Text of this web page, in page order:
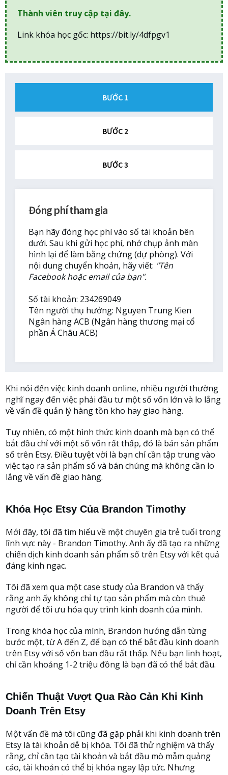
Thành viên truy cập tại đây.
Link khóa học gốc: https://bit.ly/4dfpgv1
BƯỚC 1
BƯỚC 2
BƯỚC 3
Đóng phí tham gia
Bạn hãy đóng học phí vào số tài khoản bên
dưới. Sau khi gửi học phí, nhớ chụp ảnh màn
hình lại để làm bằng chứng (dự phòng). Với
nội dung chuyển khoản, hãy viết: "Tên
Facebook hoặc email của bạn".
Số tài khoản: 234269049
Tên người thụ hưởng: Nguyen Trung Kien
Ngân hàng ACB (Ngân hàng thương mại cổ
phần Á Châu ACB)
Khi nói đến việc kinh doanh online, nhiều người thường
nghĩ ngay đến việc phải đầu tư một số vốn lớn và lo lắng
về vấn đề quản lý hàng tồn kho hay giao hàng.
Tuy nhiên, có một hình thức kinh doanh mà bạn có thể
bắt đầu chỉ với một số vốn rất thấp, đó là bán sản phẩm
số trên Etsy. Điều tuyệt vời là bạn chỉ cần tập trung vào
việc tạo ra sản phẩm số và bán chúng mà không cần lo
lắng về vấn đề giao hàng.
Khóa Học Etsy Của Brandon Timothy
Mới đây, tôi đã tìm hiểu về một chuyên gia trẻ tuổi trong
lĩnh vực này - Brandon Timothy. Anh ấy đã tạo ra những
chiến dịch kinh doanh sản phẩm số trên Etsy với kết quả
đáng kinh ngạc.
Tôi đã xem qua một case study của Brandon và thấy
rằng anh ấy không chỉ tự tạo sản phẩm mà còn thuê
người để tối ưu hóa quy trình kinh doanh của mình.
Trong khóa học của mình, Brandon hướng dẫn từng
bước một, từ A đến Z, để bạn có thể bắt đầu kinh doanh
trên Etsy với số vốn ban đầu rất thấp. Nếu bạn linh hoạt,
chỉ cần khoảng 1-2 triệu đồng là bạn đã có thể bắt đầu.
Chiến Thuật Vượt Qua Rào Cản Khi Kinh
Doanh Trên Etsy
Một vấn đề mà tôi cũng đã gặp phải khi kinh doanh trên
Etsy là tài khoản dễ bị khóa. Tôi đã thử nghiệm và thấy
rằng, chỉ cần tạo tài khoản và bắt đầu mò mẫm quảng
cáo, tài khoản có thể bị khóa ngay lập tức. Nhưng